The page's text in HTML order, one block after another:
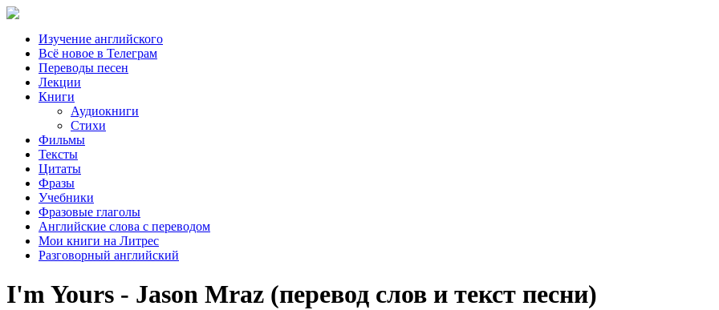
Изучение английского
Всё новое в Телеграм
Переводы песен
Лекции
Книги
Аудиокниги
Стихи
Фильмы
Тексты
Цитаты
Фразы
Учебники
Фразовые глаголы
Английские слова с переводом
Мои книги на Литрес
Разговорный английский
I'm Yours - Jason Mraz (перевод слов и текст песни)